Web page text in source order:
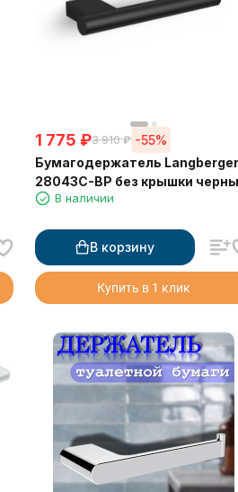
1 775 ₽3 910 ₽ -55%
Бумагодержатель Langberger
28043C-BP без крышки
В наличии
В корзину
Купить в 1 клик